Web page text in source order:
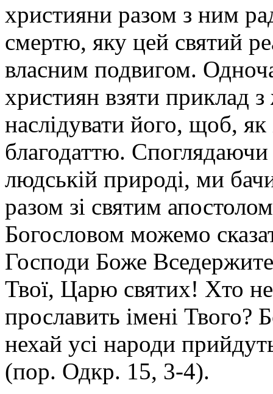
християни разом з ним
смертю, яку цей святий
власним подвигом.
християн взяти приклад
наслідувати його, щоб,
благодаттю.
людській природі, ми
разом зі святим
Богословом можемо
Господи Боже
Твої, Царю святих! Хто
прославить імені
нехай усі народи
(пор. Одкр. 15, 3-4).